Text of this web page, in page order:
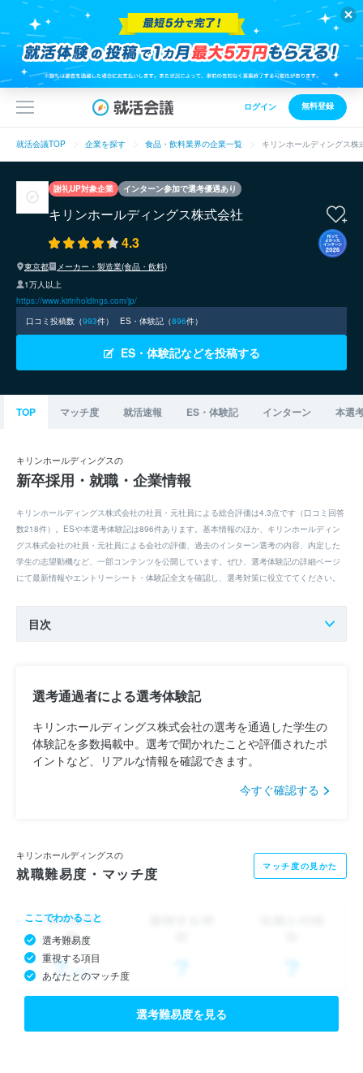
ログイン 無料登録
就活会議TOP 企業を探す 食品・飲料業界の企業一覧 キリンホールディングス
謝礼UP対象企業 インターン参加で選考優遇あり
キリンホールディングス株式会社
4.3
東京都
メーカー・製造業(食品・飲料)
1万人以上
https://www.kirinholdings.com/jp/
口コミ投稿数（993件） ES・体験記（896件）
ES・体験記などを投稿する
TOP マッチ度 就活速報 ES・体験記 インターン 本選
キリンホールディングスの
新卒採用・就職・企業情報
キリンホールディングス株式会社の社員・元社員による総合評価は4.3点です（口コミ回答
数218件）。ESや本選考体験記は896件あります。基本情報のほか、キリンホールディン
グス株式会社の社員・元社員による会社の評価、過去のインターン選考の内容、内定した
学生の志望動機など、一部コンテンツを公開しています。ぜひ、選考体験記の詳細ページ
にて最新情報やエントリーシート・体験記全文を確認し、選考対策に役立ててください。
目次
選考通過者による選考体験記
キリンホールディングス株式会社の選考を通過した学生の
体験記を多数掲載中。選考で聞かれたことや評価されたポ
イントなど、リアルな情報を確認できます。
今すぐ確認する
キリンホールディングスの
就職難易度・マッチ度 マッチ度の見かた
ここでわかること
選考難易度
重視する項目
あなたとのマッチ度
選考難易度を見る